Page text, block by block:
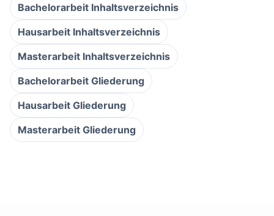
Bachelorarbeit Inhaltsverzeichnis
Hausarbeit Inhaltsverzeichnis
Masterarbeit Inhaltsverzeichnis
Bachelorarbeit Gliederung
Hausarbeit Gliederung
Masterarbeit Gliederung